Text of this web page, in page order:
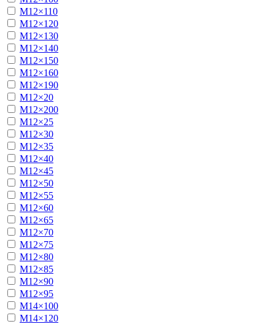
М12×110
М12×120
М12×130
М12×140
М12×150
М12×160
М12×190
М12×20
М12×200
М12×25
М12×30
М12×35
М12×40
М12×45
М12×50
М12×55
М12×60
М12×65
М12×70
М12×75
М12×80
М12×85
М12×90
М12×95
М14×100
М14×120